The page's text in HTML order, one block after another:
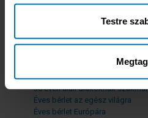
Testre
Fizikai munkavégzésre
30 éven aluli diákoknak,
30 éven aluli diákoknak, az
30 éven aluli diákoknak
Éves bérlet az egész világra
Éves bérlet Európára